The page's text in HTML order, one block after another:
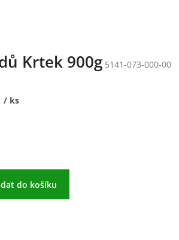
Krtek 900g 5141-073-000-00
/ ks
do košíku